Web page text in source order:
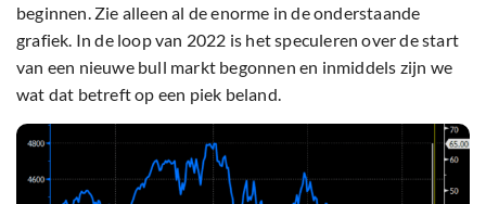
beginnen. Zie alleen al de enorme in de onderstaande
grafiek. In de loop van 2022 is het speculeren over de start
van een nieuwe bull markt begonnen en inmiddels zijn we
wat dat betreft op een piek beland.